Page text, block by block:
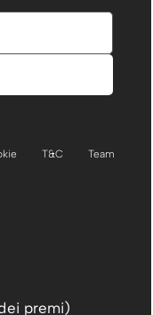
T&C
Team
premi)